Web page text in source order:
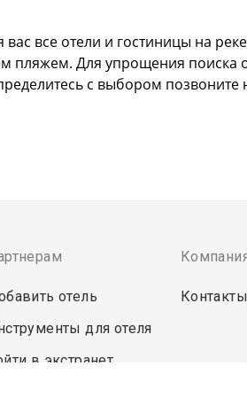
все отели и гостиницы на
пляжем. Для упрощения поиска
с выбором
отель
для отеля
в экстранет
Контакты